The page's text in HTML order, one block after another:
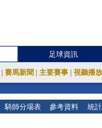
足球資訊
賽馬新聞 主要賽事 視聽播
騎師分場表 參考資料 統